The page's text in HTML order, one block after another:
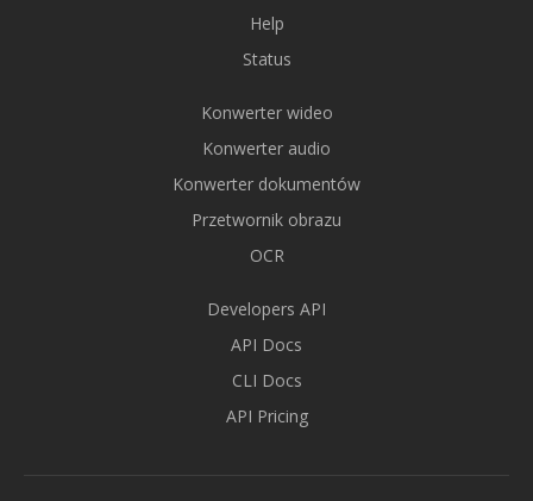
Help
Status
Konwerter wideo
Konwerter audio
Konwerter dokumentów
Przetwornik obrazu
OCR
Developers API
API Docs
CLI Docs
API Pricing